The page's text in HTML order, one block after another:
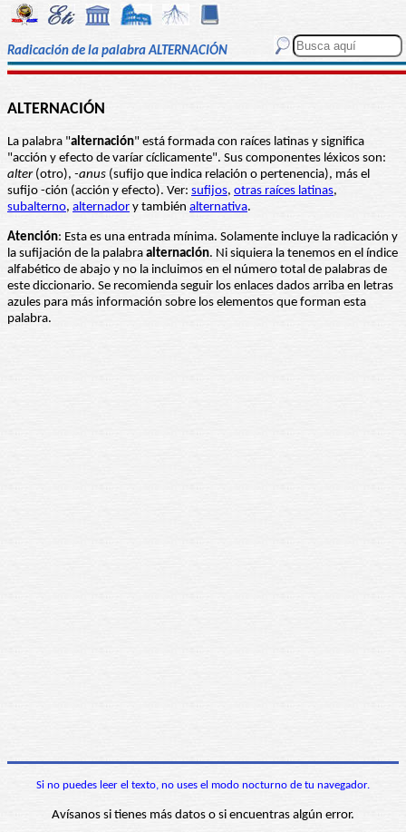
Radicación de la palabra ALTERNACIÓN
ALTERNACIÓN
La palabra "alternación" está formada con raíces latinas y significa
"acción y efecto de varíar cíclicamente". Sus componentes léxicos son:
alter(otro), -anus (sufijo que indica relación o pertenencia), más el
sufijo -ción (acción y efecto). Ver: sufijos, otras raíces latinas,
subalterno, alternador y también alternativa.
Atención: Esta es una entrada mínima. Solamente incluye la radicación y
la sufijación de la palabra alternación. Ni siquiera la tenemos en el índice
alfabético de abajo y no la incluimos en el número total de palabras de
este diccionario. Se recomienda seguir los enlaces dados arriba en letras
azules para más información sobre los elementos que forman esta
palabra.
Si no puedes leer el texto, no uses el modo nocturno de tu navegador.
Avísanos si tienes más datos o si encuentras algún error.